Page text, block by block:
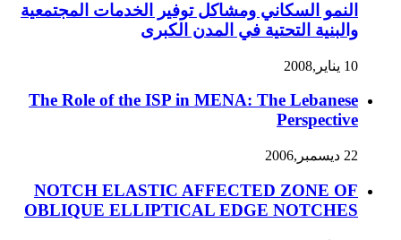
النمو السكاني ومشاكل توفير الخدمات المجتمعية
والبنية التحتية في المدن الكبرى
10 يناير,2008
The Role of the ISP in MENA: The Lebanese
Perspective
22 ديسمبر,2006
NOTCH ELASTIC AFFECTED ZONE OF
OBLIQUE ELLIPTICAL EDGE NOTCHES